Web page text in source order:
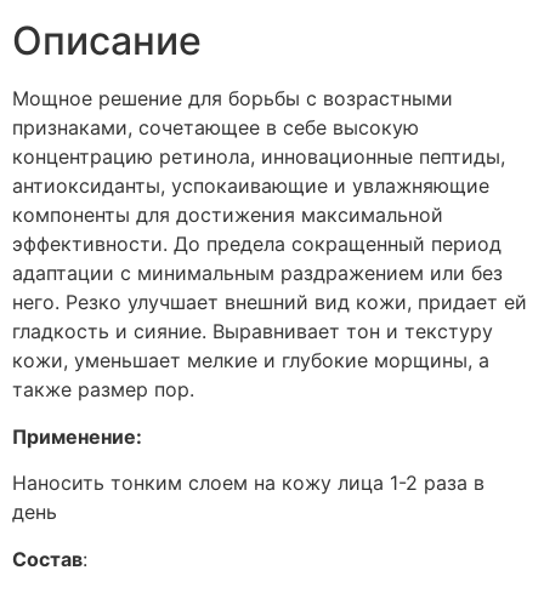
Описание
Мощное решение для борьбы с возрастными
признаками, сочетающее в себе высокую
концентрацию ретинола, инновационные пептиды,
антиоксиданты, успокаивающие и увлажняющие
компоненты для достижения максимальной
эффективности. До предела сокращенный период
адаптации с минимальным раздражением или без
него. Резко улучшает внешний вид кожи, придает ей
гладкость и сияние. Выравнивает тон и текстуру
кожи, уменьшает мелкие и глубокие морщины, а
также размер пор.
Применение:
Наносить тонким слоем на кожу лица 1-2 раза в
день
Состав: